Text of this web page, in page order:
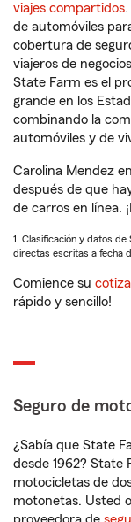
viajes compartidos
de automóviles
cobertura de
viajeros de
State Farm es el
grande en los
combinando la
automóviles y de
Carolina Mendez
después de que
de carros en línea.
1. Clasificación y datos
directas escritas a fecha
Comience su
rápido y sencillo!
Seguro de
¿Sabía que State
desde 1962? State
motocicletas de
motonetas. Usted